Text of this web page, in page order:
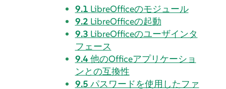
9.1 LibreOfficeのモジュール
9.2 LibreOfficeの起動
9.3 LibreOfficeのユーザインタ
フェース
9.4他のOfficeアプリケーショ
ンとの互換性
9.5 パスワードを使用したファ